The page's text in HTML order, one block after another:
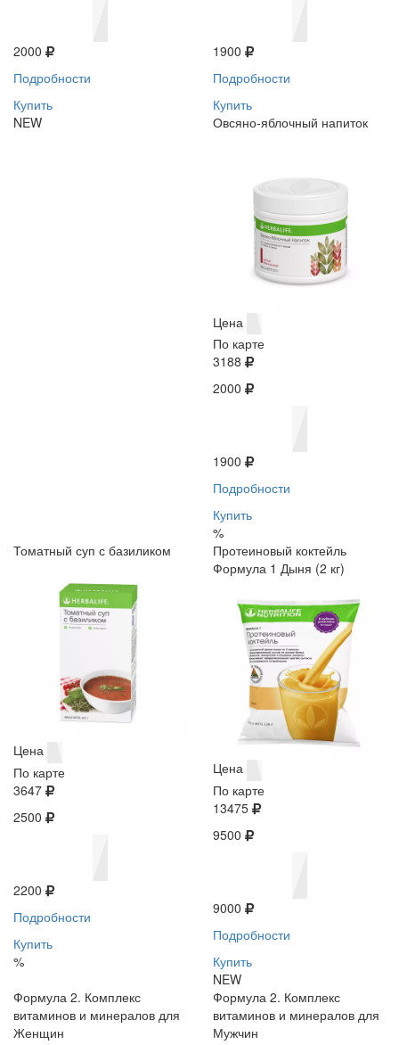
2000
Подробности
Купить
NEW
1900
Подробности
Купить
Овсяно-яблочный напиток
Цена
По карте
3188
2000
1900
Подробности
Купить
%
Томатный суп с базиликом
Цена
По карте
3647
2500
2200
Подробности
Купить
%
Протеиновый коктейль
Формула 1 Дыня (2 кг)
Цена
По карте
13475
9500
9000
Подробности
Купить
NEW
Формула 2. Комплекс
витаминов и минералов для
Женщин
Формула 2. Комплекс
витаминов и минералов для
Мужчин